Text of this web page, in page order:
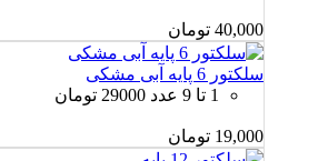
40,000 تومان
سلکتور 6 پایه آبی مشکی
1 تا 9 عدد 29000 تومان
19,000 تومان